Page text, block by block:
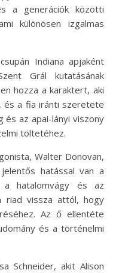
a generációk közötti
különösen izgalmas
Indiana apjaként
Grál kutatásának
hozza a karaktert, aki
és a fia iránti szeretete
és az apai-lányi viszony
töltetéhez.
Walter Donovan,
hatással van a
a hatalomvágy és az
riad vissza attól, hogy
Az ő ellentéte
és a történelmi
Schneider, akit Alison